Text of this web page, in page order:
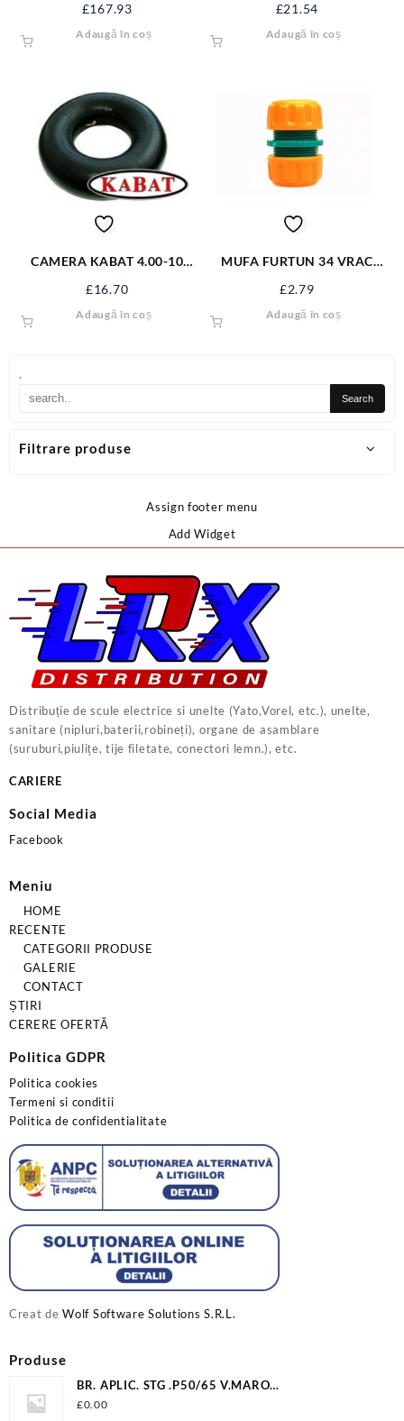
.
Filtrare produse
£167.93
Adaugă în coș
£21.54
Adaugă în coș
CAMERA KABAT 4.00-10
£16.70
Adaugă în coș
MUFA FURTUN 34 VRAC
£2.79
Adaugă în coș
Assign footer menu
Add Widget
Distribuție de scule electrice si unelte (Yato,Vorel, etc.), unelte,
sanitare (nipluri,baterii,robineți), organe de asamblare
(suruburi,piulițe, tije filetate, conectori lemn.), etc.
CARIERE
Social Media
Facebook
Meniu
HOME
RECENTE
CATEGORII PRODUSE
GALERIE
CONTACT
ȘTIRI
CERERE OFERTĂ
Politica GDPR
Politica cookies
Termeni si conditii
Politica de confidentialitate
Creat deWolf Software Solutions S.R.L.
Produse
BR. APLIC. STG .P50/65 V.MARO
12009P506500VM2LV
£0.00